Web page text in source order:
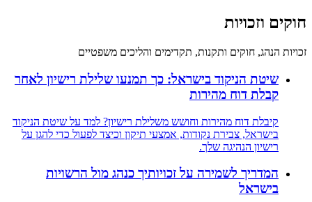
חוקים וזכויות
זכויות הנהג, חוקים ותקנות, תקדימים והליכים משפטיים
שיטת הניקוד בישראל: כך תמנעו שלילת רישיון לאחר
קבלת דוח מהירות
קיבלת דוח מהירות וחושש משלילת רישיון? למד על שיטת הניקוד
בישראל, צבירת נקודות, אמצעי תיקון וכיצד לפעול כדי להגן על
רישיון הנהיגה שלך.
המדריך לשמירה על זכויותיך כנהג מול הרשויות
בישראל